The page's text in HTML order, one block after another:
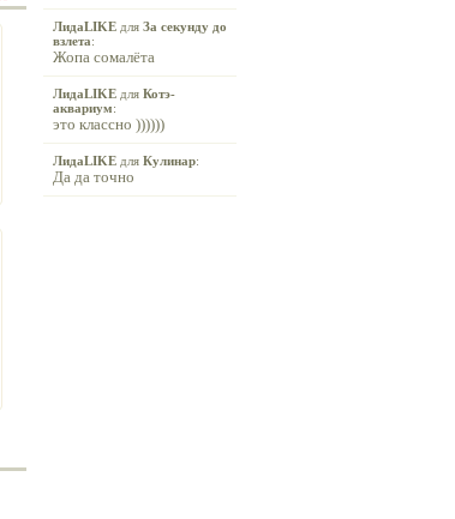
ЛидаLIKE для За секунду до
взлета:
Жопа сомалёта
ЛидаLIKE для Котэ-
аквариум:
это классно ))))))
ЛидаLIKE для Кулинар:
Да да точно